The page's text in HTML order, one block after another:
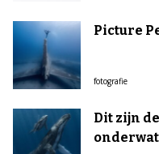
Picture
fotografie
Dit zijn